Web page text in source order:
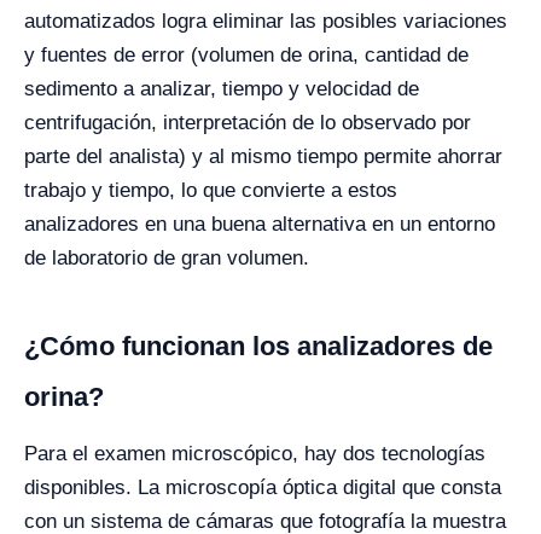
automatizados logra eliminar las posibles variaciones
y fuentes de error (volumen de orina, cantidad de
sedimento a analizar, tiempo y velocidad de
centrifugación, interpretación de lo observado por
parte del analista) y al mismo tiempo permite ahorrar
trabajo y tiempo, lo que convierte a estos
analizadores en una buena alternativa en un entorno
de laboratorio de gran volumen.
¿Cómo funcionan los analizadores de
orina?
Para el examen microscópico, hay dos tecnologías
disponibles. La microscopía óptica digital que consta
con un sistema de cámaras que fotografía la muestra